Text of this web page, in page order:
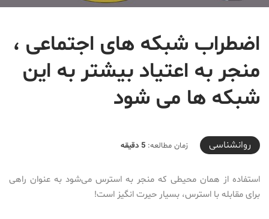
اضطراب شبکه‌ های اجتماعی ،
منجر به اعتیاد بیشتر به این
شبکه‌ ها می‌ شود
2019-10-24T19:38:37+03:30
روانشناسی زمان مطالعه: 5 دقیقه
استفاده از همان محیطی که منجر به استرس می‌شود به عنوان راهی
برای مقابله با استرس، بسیار حیرت انگیز است!